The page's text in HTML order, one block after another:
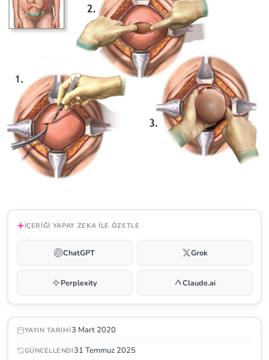
İÇERIĞI YAPAY ZEKA ILE ÖZETLE
ChatGPT Grok
Perplexity Claude.ai
YAYIN TARIHI3 Mart 2020
GÜNCELLENDI31 Temmuz 2025